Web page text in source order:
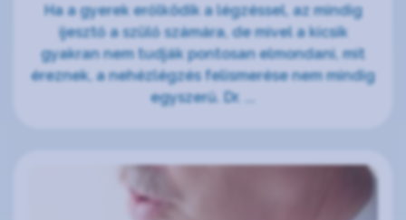
Ha a gyerek erőlködik a légzéssel, az mindig
ijesztő a szülő számára, de mivel a kicsik
gyakran nem tudják pontosan elmondani, mit
éreznek, a nehézlégzés felismerése nem mindig
egyszerű. Dr. ...